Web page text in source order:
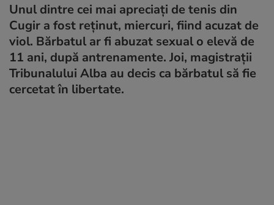
Unul dintre cei mai apreciați de tenis din
Cugir a fost reținut, miercuri, fiind acuzat de
viol. Bărbatul ar fi abuzat sexual o elevă de
11 ani, după antrenamente. Joi, magistrații
Tribunalului Alba au decis ca bărbatul să fie
cercetat în libertate.